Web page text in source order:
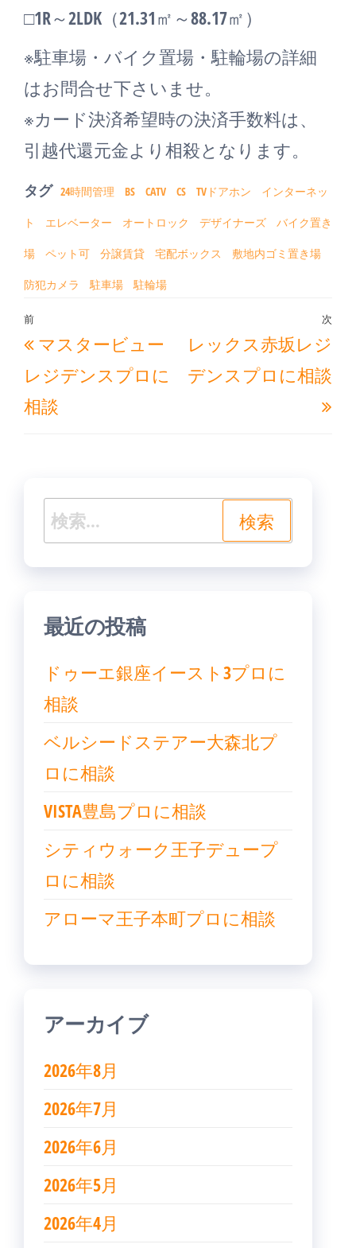
□1R～2LDK（21.31㎡～88.17㎡）
※駐車場・バイク置場・駐輪場の詳細
はお問合せ下さいませ。
※カード決済希望時の決済手数料は、
引越代還元金より相殺となります。
タグ 24時間管理 BS CATV CS TVドアホン インターネッ
ト エレベーター オートロック デザイナーズ バイク置き
場 ペット可 分譲賃貸 宅配ボックス 敷地内ゴミ置き場
防犯カメラ 駐車場 駐輪場
投
稿
ナ
ビ
ョ
過
去
の
投
前
マスタービュー
レジデンスプロに
相談
次
次
レックス赤坂レジ
デンスプロに相談
検
索:
最近の投稿
ドゥーエ銀座イースト3プロに
相談
ベルシードステアー大森北プ
ロに相談
VISTA豊島プロに相談
シティウォーク王子デュープ
ロに相談
アローマ王子本町プロに相談
アーカイブ
2026年8月
2026年7月
2026年6月
2026年5月
2026年4月